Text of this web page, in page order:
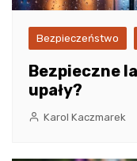
Bezpieczeństwo
Bezpieczne
upały?
Karol Kaczmarek